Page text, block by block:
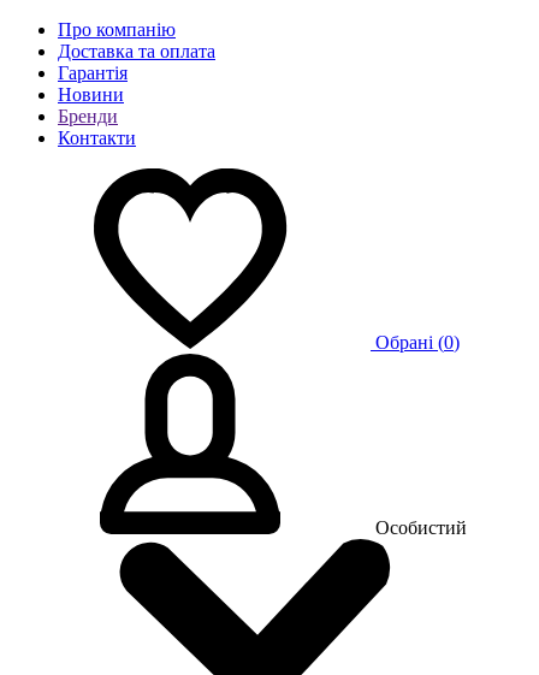
Про компанію
Доставка та оплата
Гарантія
Новини
Бренди
Контакти
Обрані (0)
Особистий